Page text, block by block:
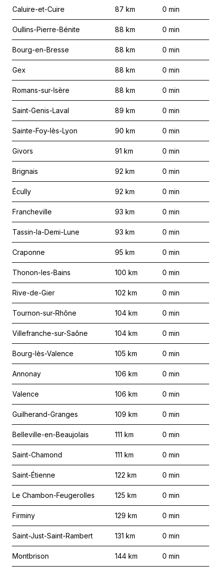
Caluire-et-Cuire 87 km 0 min
Oullins-Pierre-Bénite 88 km 0 min
Bourg-en-Bresse 88 km 0 min
Gex 88 km 0 min
Romans-sur-Isère 88 km 0 min
Saint-Genis-Laval 89 km 0 min
Sainte-Foy-lès-Lyon 90 km 0 min
Givors 91 km 0 min
Brignais 92 km 0 min
Écully 92 km 0 min
Francheville 93 km 0 min
Tassin-la-Demi-Lune 93 km 0 min
Craponne 95 km 0 min
Thonon-les-Bains 100 km 0 min
Rive-de-Gier 102 km 0 min
Tournon-sur-Rhône 104 km 0 min
Villefranche-sur-Saône 104 km 0 min
Bourg-lès-Valence 105 km 0 min
Annonay 106 km 0 min
Valence 106 km 0 min
Guilherand-Granges 109 km 0 min
Belleville-en-Beaujolais 111 km 0 min
Saint-Chamond 111 km 0 min
Saint-Étienne 122 km 0 min
Le Chambon-Feugerolles 125 km 0 min
Firminy 129 km 0 min
Saint-Just-Saint-Rambert 131 km 0 min
Montbrison 144 km 0 min